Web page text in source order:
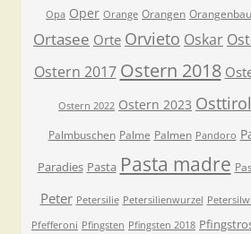
Opa Oper Orange Orangen
Ortasee Orte Orvieto Oskar
Ostern 2017 Ostern 2018
Ostern 2022 Ostern 2023 Osttirol
Palmbuschen Palme Palmen Pandoro
Paradies Pasta Pasta madre
Peter Petersilie Petersilienwurzel
Pfefferoni Pfingsten Pfingsten 2018